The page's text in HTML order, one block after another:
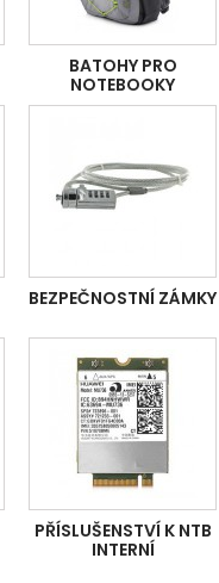
BATOHY PRO
NOTEBOOKY
BEZPEČNOSTNÍ ZÁMKY
PŘÍSLUŠENSTVÍ K NTB
INTERNÍ